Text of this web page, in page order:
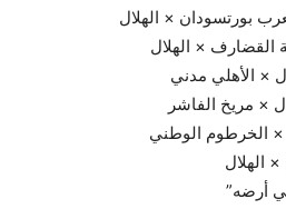
بورتسودان × الهلال
القضارف × الهلال
× الأهلي مدني
× مريخ الفاشر
× الخرطوم الوطني
الهلال
أرضه”